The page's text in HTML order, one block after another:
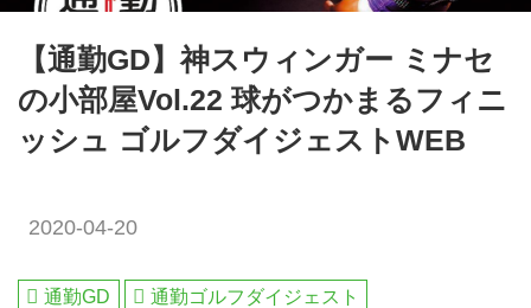
【通勤GD】神スウィンガー ミナセ
の小部屋Vol.22 球がつかまるフィニ
ッシュ ゴルフダイジェストWEB
2020-04-20
通勤GD
通勤ゴルフダイジェスト